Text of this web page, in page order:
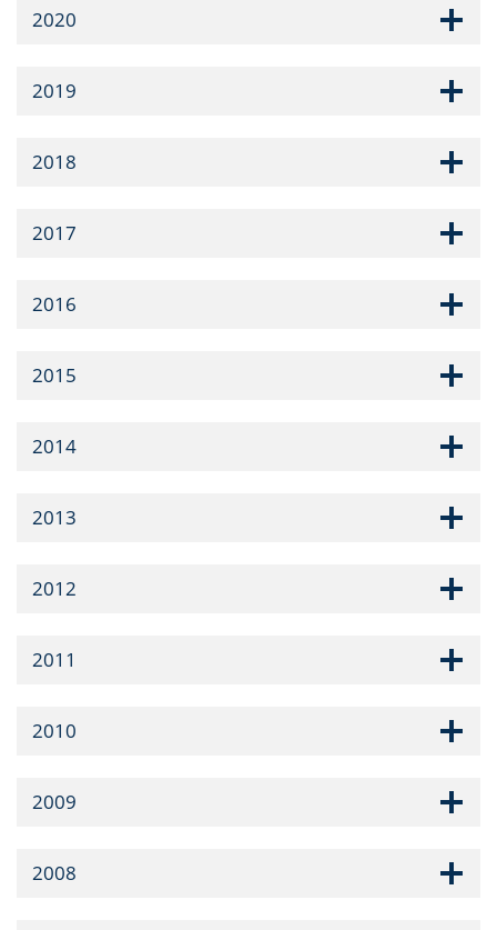
2020
2019
2018
2017
2016
2015
2014
2013
2012
2011
2010
2009
2008